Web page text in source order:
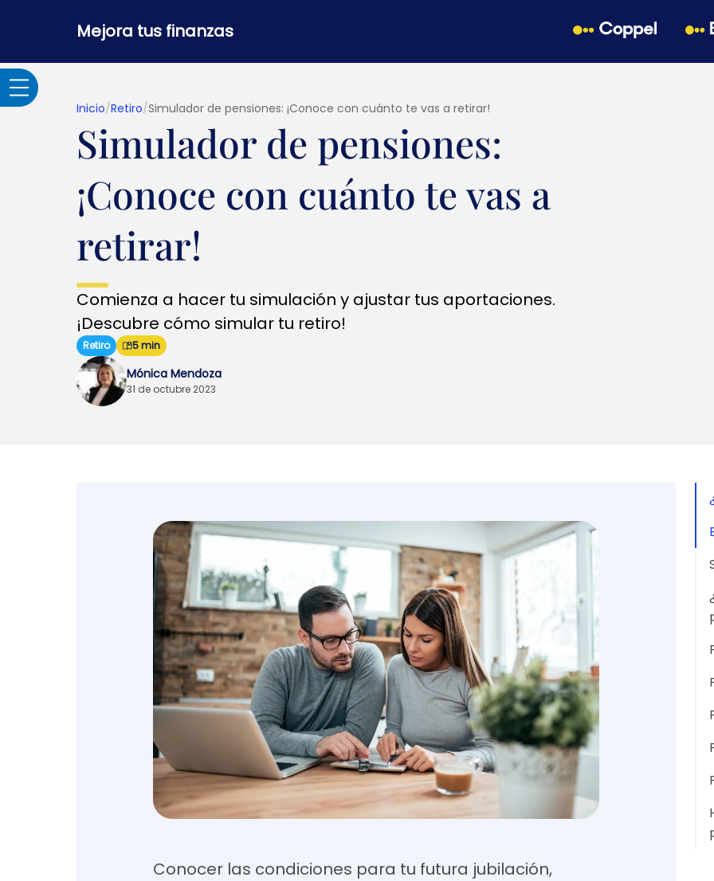
Mejora tus finanzas
Adultos Mayores
Banca por internet y
Crédito hipotecario
Créditos y
préstamos
Emprendedores y
Inicio/Retiro/Simulador de pensiones: ¡Conoce con cuánto te vas a retirar!
Simulador de pensiones:
¡Conoce con cuánto te vas a
retirar!
Comienza a hacer tu simulación y ajustar tus aportaciones.
¡Descubre cómo simular tu retiro!
Retiro 5 min
Mónica Mendoza
31 de octubre 2023
Conocer las condiciones para tu futura jubilación,